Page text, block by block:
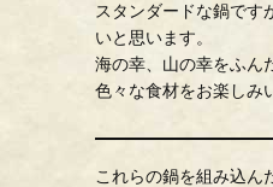
スタンダードな鍋です
いと思います。
海の幸、山の幸をふん
色々な食材をお楽しみ
これらの鍋を組み込ん